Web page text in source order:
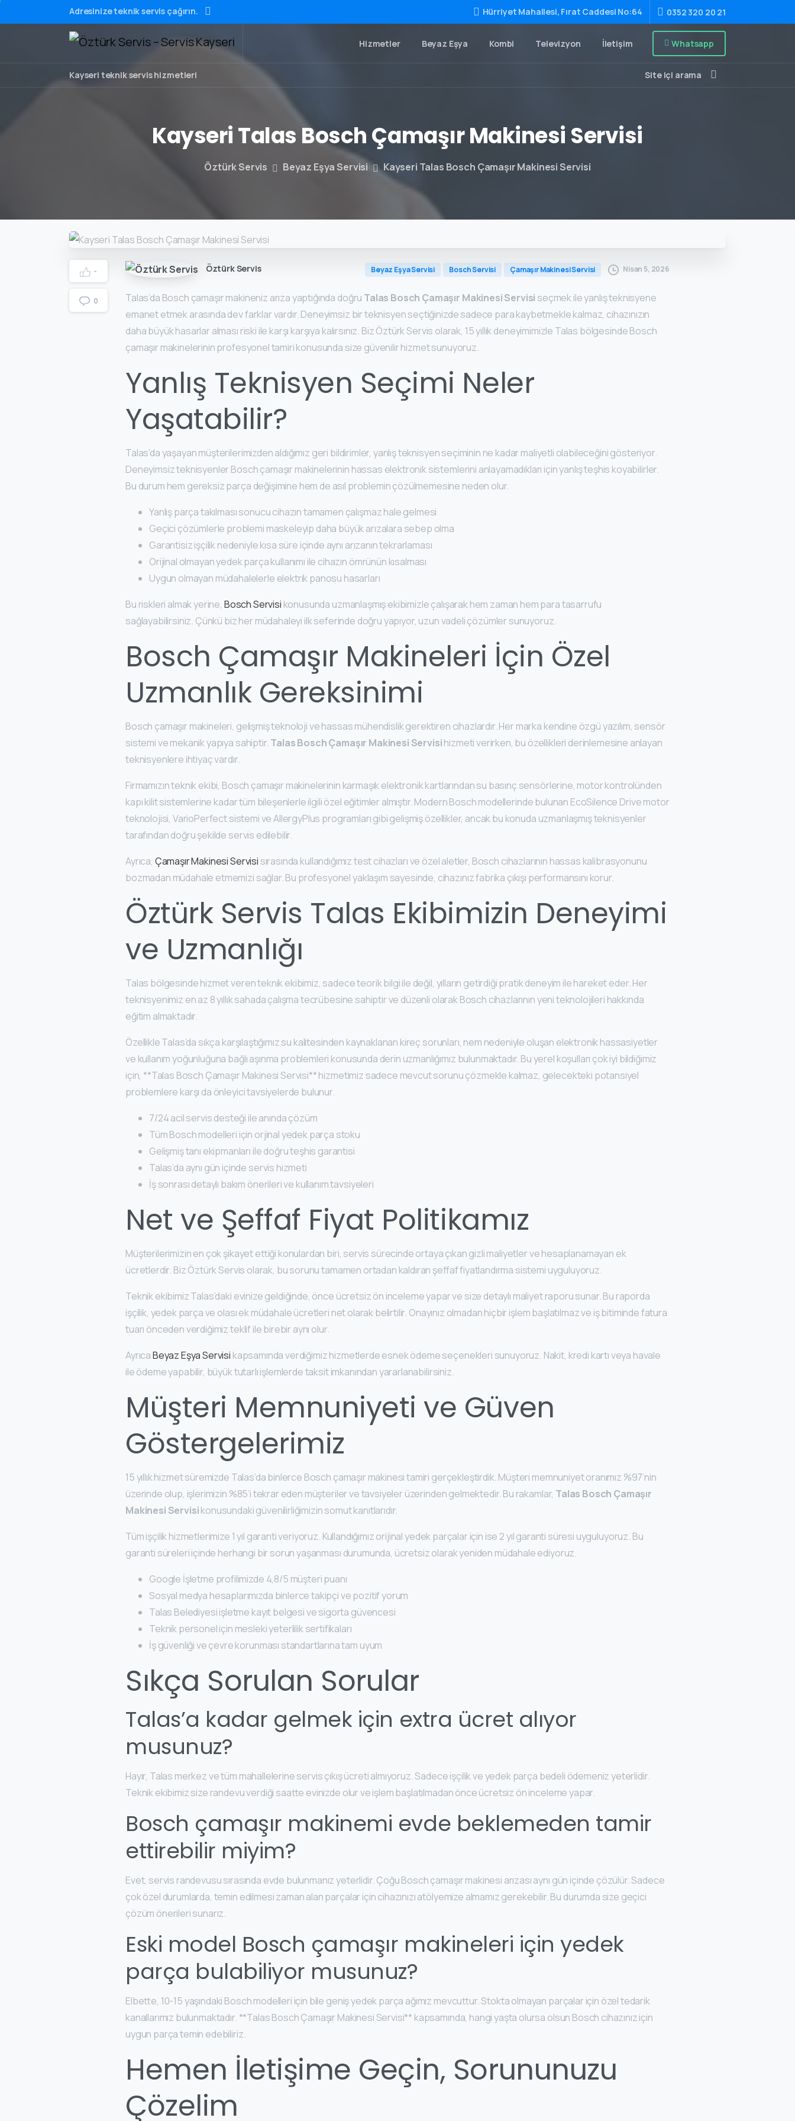
Adresinize teknik servis çağırın. Hürriyet Mahallesi, Fırat Caddesi No:64 0352 320 20 21
Hizmetler Beyaz Eşya Kombi Televizyon İletişim Whatsapp
Kayseri teknik servis hizmetleri Site içi arama
KayseriTalas BoschÇamaşırMakinesi Servisi
Öztürk Servis Beyaz Eşya Servisi Kayseri Talas Bosch Çamaşır Makinesi Servisi
-
0
Öztürk Servis Beyaz Eşya Servisi Bosch Servisi Çamaşır Makinesi Servisi Nisan 5, 2026
Talas’da Bosch çamaşır makineniz arıza yaptığında doğru Talas Bosch Çamaşır Makinesi Servisi seçmek ile yanlış teknisyene
emanet etmek arasında dev farklar vardır. Deneyimsiz bir teknisyen seçtiğinizde sadece para kaybetmekle kalmaz, cihazınızın
daha büyük hasarlar alması riski ile karşı karşıya kalırsınız. Biz Öztürk Servis olarak, 15 yıllık deneyimimizle Talas bölgesinde Bosch
çamaşır makinelerinin profesyonel tamiri konusunda size güvenilir hizmet sunuyoruz.
Yanlış Teknisyen Seçimi Neler
Yaşatabilir?
Talas’da yaşayan müşterilerimizden aldığımız geri bildirimler, yanlış teknisyen seçiminin ne kadar maliyetli olabileceğini gösteriyor.
Deneyimsiz teknisyenler Bosch çamaşır makinelerinin hassas elektronik sistemlerini anlayamadıkları için yanlış teşhis koyabilirler.
Bu durum hem gereksiz parça değişimine hem de asıl problemin çözülmemesine neden olur.
Yanlış parça takılması sonucu cihazın tamamen çalışmaz hale gelmesi
Geçici çözümlerle problemi maskeleyip daha büyük arızalara sebep olma
Garantisiz işçilik nedeniyle kısa süre içinde aynı arızanın tekrarlaması
Orijinal olmayan yedek parça kullanımı ile cihazın ömrünün kısalması
Uygun olmayan müdahalelerle elektrik panosu hasarları
Bu riskleri almak yerine, Bosch Servisi konusunda uzmanlaşmış ekibimizle çalışarak hem zaman hem para tasarrufu
sağlayabilirsiniz. Çünkü biz her müdahaleyi ilk seferinde doğru yapıyor, uzun vadeli çözümler sunuyoruz.
Bosch Çamaşır Makineleri İçin Özel
Uzmanlık Gereksinimi
Bosch çamaşır makineleri, gelişmiş teknoloji ve hassas mühendislik gerektiren cihazlardır. Her marka kendine özgü yazılım, sensör
sistemi ve mekanik yapıya sahiptir.Talas Bosch Çamaşır Makinesi Servisihizmeti verirken, bu özellikleri derinlemesine anlayan
teknisyenlere ihtiyaç vardır.
Firmamızın teknik ekibi, Bosch çamaşır makinelerinin karmaşık elektronik kartlarından su basınç sensörlerine, motor kontrolünden
kapı kilit sistemlerine kadar tüm bileşenlerle ilgili özel eğitimler almıştır. Modern Bosch modellerinde bulunan EcoSilence Drive motor
teknolojisi, VarioPerfect sistemi ve AllergyPlus programları gibi gelişmiş özellikler, ancak bu konuda uzmanlaşmış teknisyenler
tarafından doğru şekilde servis edilebilir.
Ayrıca, Çamaşır Makinesi Servisi sırasında kullandığımız test cihazları ve özel aletler, Bosch cihazlarının hassas kalibrasyonunu
bozmadan müdahale etmemizi sağlar. Bu profesyonel yaklaşım sayesinde, cihazınız fabrika çıkışı performansını korur.
Öztürk Servis Talas Ekibimizin Deneyimi
ve Uzmanlığı
Talas bölgesinde hizmet veren teknik ekibimiz, sadece teorik bilgi ile değil, yılların getirdiği pratik deneyim ile hareket eder. Her
teknisyenimiz en az 8 yıllık sahada çalışma tecrübesine sahiptir ve düzenli olarak Bosch cihazlarının yeni teknolojileri hakkında
eğitim almaktadır.
Özellikle Talas’da sıkça karşılaştığımız su kalitesinden kaynaklanan kireç sorunları, nem nedeniyle oluşan elektronik hassasiyetler
ve kullanım yoğunluğuna bağlı aşınma problemleri konusunda derin uzmanlığımız bulunmaktadır. Bu yerel koşulları çok iyi bildiğimiz
için, **Talas Bosch Çamaşır Makinesi Servisi** hizmetimiz sadece mevcut sorunu çözmekle kalmaz, gelecekteki potansiyel
problemlere karşı da önleyici tavsiyelerde bulunur.
7/24 acil servis desteği ile anında çözüm
Tüm Bosch modelleri için orjinal yedek parça stoku
Gelişmiş tanı ekipmanları ile doğru teşhis garantisi
Talas’da aynı gün içinde servis hizmeti
İş sonrası detaylı bakım önerileri ve kullanım tavsiyeleri
Net ve Şeffaf Fiyat Politikamız
Müşterilerimizin en çok şikayet ettiği konulardan biri, servis sürecinde ortaya çıkan gizli maliyetler ve hesaplanamayan ek
ücretlerdir. Biz Öztürk Servis olarak, bu sorunu tamamen ortadan kaldıran şeffaf fiyatlandırma sistemi uyguluyoruz.
Teknik ekibimiz Talas’daki evinize geldiğinde, önce ücretsiz ön inceleme yapar ve size detaylı maliyet raporu sunar. Bu raporda
işçilik, yedek parça ve olası ek müdahale ücretleri net olarak belirtilir. Onayınız olmadan hiçbir işlem başlatılmaz ve iş bitiminde fatura
tuarı önceden verdiğimiz teklif ile birebir aynı olur.
AyrıcaBeyaz Eşya Servisi kapsamında verdiğimiz hizmetlerde esnek ödeme seçenekleri sunuyoruz. Nakit, kredi kartı veya havale
ile ödeme yapabilir, büyük tutarlı işlemlerde taksit imkanından yararlanabilirsiniz.
Müşteri Memnuniyeti ve Güven
Göstergelerimiz
15 yıllık hizmet süremizde Talas’da binlerce Bosch çamaşır makinesi tamiri gerçekleştirdik. Müşteri memnuniyet oranımız %97’nin
üzerinde olup, işlerimizin %85’i tekrar eden müşteriler ve tavsiyeler üzerinden gelmektedir. Bu rakamlar, Talas Bosch Çamaşır
Makinesi Servisikonusundaki güvenilirliğimizin somut kanıtlarıdır.
Tüm işçilik hizmetlerimize 1 yıl garanti veriyoruz. Kullandığımız orijinal yedek parçalar için ise 2 yıl garanti süresi uyguluyoruz. Bu
garanti süreleri içinde herhangi bir sorun yaşanması durumunda, ücretsiz olarak yeniden müdahale ediyoruz.
Google İşletme profilimizde 4,8/5 müşteri puanı
Sosyal medya hesaplarımızda binlerce takipçi ve pozitif yorum
Talas Belediyesi işletme kayıt belgesi ve sigorta güvencesi
Teknik personel için mesleki yeterlilik sertifikaları
İş güvenliği ve çevre korunması standartlarına tam uyum
Sıkça Sorulan Sorular
Talas’a kadar gelmek için extra ücret alıyor
musunuz?
Hayır, Talas merkez ve tüm mahallelerine servis çıkış ücreti almıyoruz. Sadece işçilik ve yedek parça bedeli ödemeniz yeterlidir.
Teknik ekibimiz size randevu verdiği saatte evinizde olur ve işlem başlatılmadan önce ücretsiz ön inceleme yapar.
Bosch çamaşır makinemi evde beklemeden tamir
ettirebilir miyim?
Evet, servis randevusu sırasında evde bulunmanız yeterlidir. Çoğu Bosch çamaşır makinesi arızası aynı gün içinde çözülür. Sadece
çok özel durumlarda, temin edilmesi zaman alan parçalar için cihazınızı atölyemize almamız gerekebilir. Bu durumda size geçici
çözüm önerileri sunarız.
Eski model Bosch çamaşır makineleri için yedek
parça bulabiliyor musunuz?
Elbette, 10-15 yaşındaki Bosch modelleri için bile geniş yedek parça ağımız mevcuttur. Stokta olmayan parçalar için özel tedarik
kanallarımız bulunmaktadır. **Talas Bosch Çamaşır Makinesi Servisi** kapsamında, hangi yaşta olursa olsun Bosch cihazınız için
uygun parça temin edebiliriz.
Hemen İletişime Geçin, Sorununuzu
Çözelim